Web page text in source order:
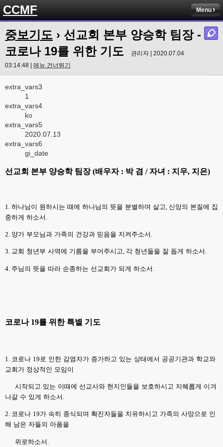
CCMF Menu
중보기도 › 선교회 본부 양승학 팀장 -
코로나 19를 위한 기도
관리자 | 2020.07.04
03:14:48 | 메뉴 건너뛰기
extra_vars3
1
extra_vars4
ko
extra_vars5
2020.07.13
extra_vars6
gi_date
선교회 본부 양승학 팀장(배우자 : 박 겸 /자녀 : 지우, 지은)
1. 하나님이 원하시는 때에 하나님의 뜻을 분별하며 살고 신앙의 본질에 집
중하게 하소서
2. 양가 부모님과 가족의 건강과 믿음을 지켜주소서
3. 교회 청년부 사역에 기름을 부어주시고, 각 청년들을 잘 돕게 하소서 .
4. 주님의 뜻을 따라 순종하는 선교회가 되게 하소서
코로나 19를 위한 특별 기도
1. 코로나 19 로 인한 감염자가 증가하고 있는 상태에서 공공기관과 학교와
교회가 정상적인 모임이
시작되고 있는 이때에 선교사와 현지인들을 보호하시고 지혜롭게 이겨
나갈 수 있게 하소서
2. 코로나 19가 속히 종식되며 확진자들을 치유하시고 가족의 사망으로 인
해 남은 자들의 아픔을
위로하소서